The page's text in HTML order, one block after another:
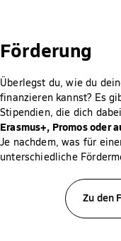
Förderung
Überlegst du, wie du
finanzieren kannst? Es
Stipendien, die dich
Erasmus+, Promos oder
Je nachdem, was für
unterschiedliche
Zu den